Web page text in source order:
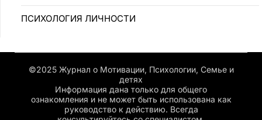
ПСИХОЛОГИЯ ЛИЧНОСТИ
©2025 Журнал о Мотивации, Психологии, Семье и
детях
Информация дана только для общего
ознакомления и не может быть использована как
руководство к действию. Всегда